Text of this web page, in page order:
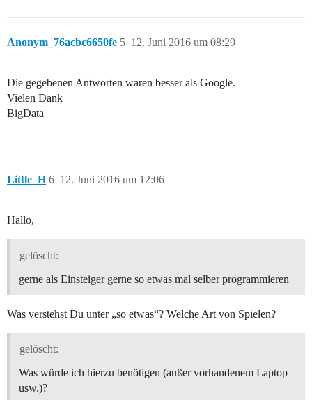
Anonym_76acbc6650fe 12. Juni 2016 um 08:29
5
Die gegebenen Antworten waren besser als Google.
Vielen Dank
BigData
Little_H 12. Juni 2016 um 12:06
6
Hallo,
gelöscht:
gerne als Einsteiger gerne so etwas mal selber programmieren
Was verstehst Du unter „so etwas“? Welche Art von Spielen?
gelöscht:
Was würde ich hierzu benötigen (außer vorhandenem Laptop
usw.)?